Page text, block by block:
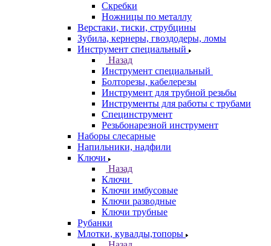
Скребки
Ножницы по металлу
Верстаки, тиски, струбцины
Зубила, кернеры, гвоздодеры, ломы
Инструмент специальный
Назад
Инструмент специальный
Болторезы, кабелерезы
Инструмент для трубной резьбы
Инструменты для работы с трубами
Специнструмент
Резьбонарезной инструмент
Наборы слесарные
Напильники, надфили
Ключи
Назад
Ключи
Ключи имбусовые
Ключи разводные
Ключи трубные
Рубанки
Млотки, кувалды,топоры